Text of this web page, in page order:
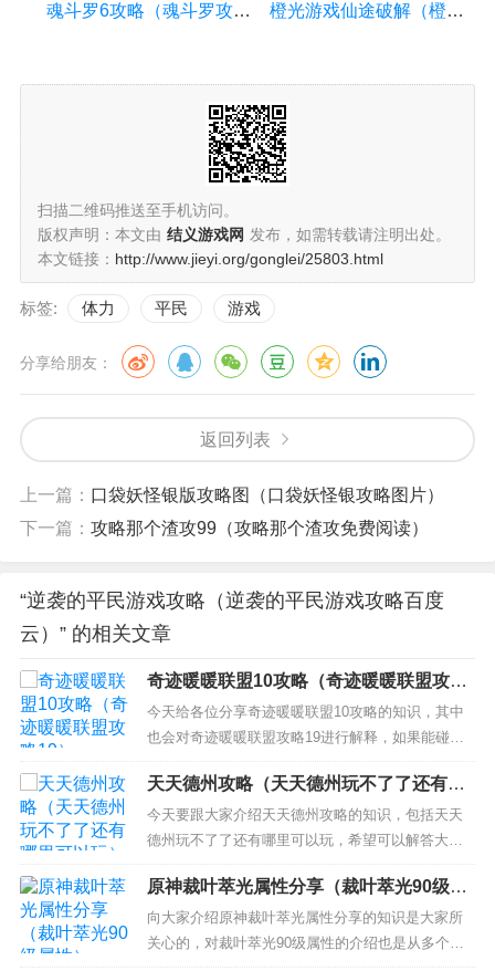
魂斗罗6攻略（魂斗罗攻略书） 橙光游戏仙途破解（橙光游戏破解版仙）
扫描二维码推送至手机访问。
版权声明：本文由 结义游戏网 发布，如需转载请注明出处。
本文链接： http://www.jieyi.org/gonglei/25803.html
标签: 体力 平民 游戏
分享给朋友：
返回列表
上一篇： 口袋妖怪银版攻略图（口袋妖怪银攻略图片）
下一篇： 攻略那个渣攻99（攻略那个渣攻免费阅读）
“逆袭的平民游戏攻略（逆袭的平民游戏攻略百度
云）” 的相关文章
奇迹暖暖联盟10攻略（奇迹暖暖联盟攻略
19）
今天给各位分享奇迹暖暖联盟10攻略的知识，其中
也会对奇迹暖暖联盟攻略19进行解释，如果能碰巧
解决你现在面临的问题，别忘了关注本站，现在开
始吧！ 本文目录一览： 1、奇迹暖暖中性风主题怎
么搭配 中性风主题搭配攻略 2、奇迹暖暖联盟委托1
0-4高分攻略 月下城设计比赛怎么搭配 3、奇迹暖暖
通关攻...
天天德州攻略（天天德州玩不了了还有哪
里可以玩）
今天要跟大家介绍天天德州攻略的知识，包括天天
德州玩不了了还有哪里可以玩，希望可以解答大家
现在的问题！本文目录一览： 1、天天德州MTT取
胜得奖品介绍 2、请问谁有人能解释一下德州扑克的
规则，我算是菜鸟基本规则可以玩（天天德州），
我到现在不明白的是，我手 3、天天德州诈唬巧妙讲
解 4、天天...
原神裁叶萃光属性分享（裁叶萃光90级属
性）
向大家介绍原神裁叶萃光属性分享的知识是大家所
关心的，对裁叶萃光90级属性的介绍也是从多个角